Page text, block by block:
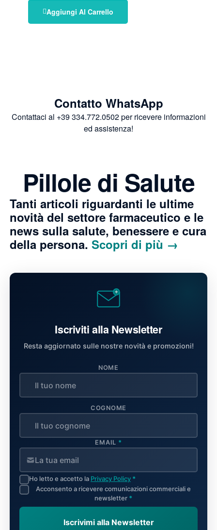
Aggiungi Al Carrello
Contatto WhatsApp
Contattaci al +39 334.772.0502 per ricevere informazioni
ed assistenza!
Pillole di Salute
Tanti articoli riguardanti le ultime
novità del settore farmaceutico e le
news sulla salute, benessere e cura
della persona. Scopri di più →
Iscriviti alla Newsletter
Resta aggiornato sulle nostre novità e promozioni!
NOME
COGNOME
EMAIL *
Ho letto e accetto la Privacy Policy *
Acconsento a ricevere comunicazioni commerciali e
newsletter *
Iscrivimi alla Newsletter